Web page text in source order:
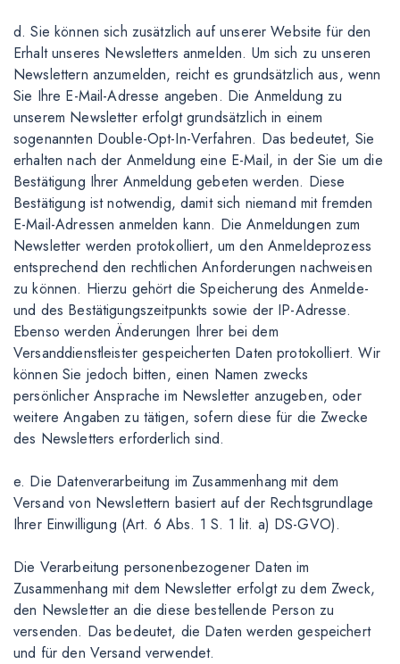
d. Sie können sich zusätzlich auf unserer Website für den
Erhalt unseres Newsletters anmelden. Um sich zu unseren
Newslettern anzumelden, reicht es grundsätzlich aus, wenn
Sie Ihre E-Mail-Adresse angeben. Die Anmeldung zu
unserem Newsletter erfolgt grundsätzlich in einem
sogenannten Double-Opt-In-Verfahren. Das bedeutet, Sie
erhalten nach der Anmeldung eine E-Mail, in der Sie um die
Bestätigung Ihrer Anmeldung gebeten werden. Diese
Bestätigung ist notwendig, damit sich niemand mit fremden
E-Mail-Adressen anmelden kann. Die Anmeldungen zum
Newsletter werden protokolliert, um den Anmeldeprozess
entsprechend den rechtlichen Anforderungen nachweisen
zu können. Hierzu gehört die Speicherung des Anmelde-
und des Bestätigungszeitpunkts sowie der IP-Adresse.
Ebenso werden Änderungen Ihrer bei dem
Versanddienstleister gespeicherten Daten protokolliert. Wir
können Sie jedoch bitten, einen Namen zwecks
persönlicher Ansprache im Newsletter anzugeben, oder
weitere Angaben zu tätigen, sofern diese für die Zwecke
des Newsletters erforderlich sind.
e. Die Datenverarbeitung im Zusammenhang mit dem
Versand von Newslettern basiert auf der Rechtsgrundlage
Ihrer Einwilligung (Art. 6 Abs. 1 S. 1 lit. a) DS-GVO).
Die Verarbeitung personenbezogener Daten im
Zusammenhang mit dem Newsletter erfolgt zu dem Zweck,
den Newsletter an die diese bestellende Person zu
versenden. Das bedeutet, die Daten werden gespeichert
und für den Versand verwendet.